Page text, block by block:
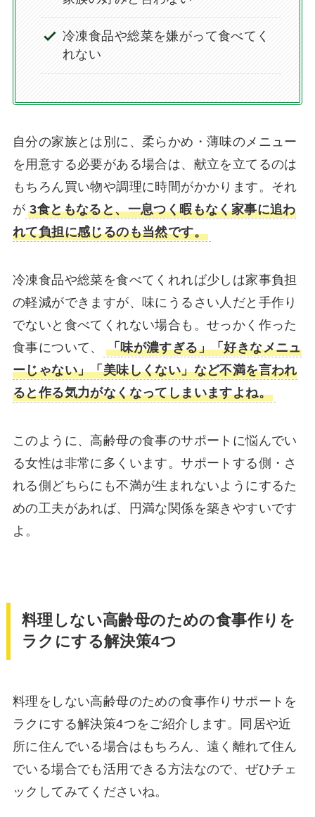
冷凍食品や総菜を嫌がって食べてく
れない
自分の家族とは別に、柔らかめ・薄味のメニュー
を用意する必要がある場合は、献立を立てるのは
もちろん買い物や調理に時間がかかります。それ
が 3食ともなると、一息つく暇もなく家事に追わ
れて負担に感じるのも当然です。
冷凍食品や総菜を食べてくれれば少しは家事負担
の軽減ができますが、味にうるさい人だと手作り
でないと食べてくれない場合も。せっかく作った
食事について、
「味が濃すぎる」「好きなメニュ
ーじゃない」「美味しくない」など不満を言われ
ると作る気力がなくなってしまいますよね。
このように、高齢母の食事のサポートに悩んでい
る女性は非常に多くいます。サポートする側・さ
れる側どちらにも不満が生まれないようにするた
めの工夫があれば、円満な関係を築きやすいです
よ。
料理しない高齢母のための食事作りを
ラクにする解決策4つ
料理をしない高齢母のための食事作りサポートを
ラクにする解決策4つをご紹介します。同居や近
所に住んでいる場合はもちろん、遠く離れて住ん
でいる場合でも活用できる方法なので、ぜひチェ
ックしてみてくださいね。